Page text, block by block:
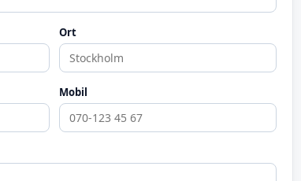
Ort
Mobil